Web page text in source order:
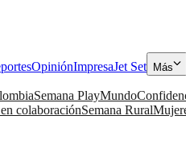
OpiniónImpresaJet Set Más
Semana PlayMundo
colaboraciónSemana Rural